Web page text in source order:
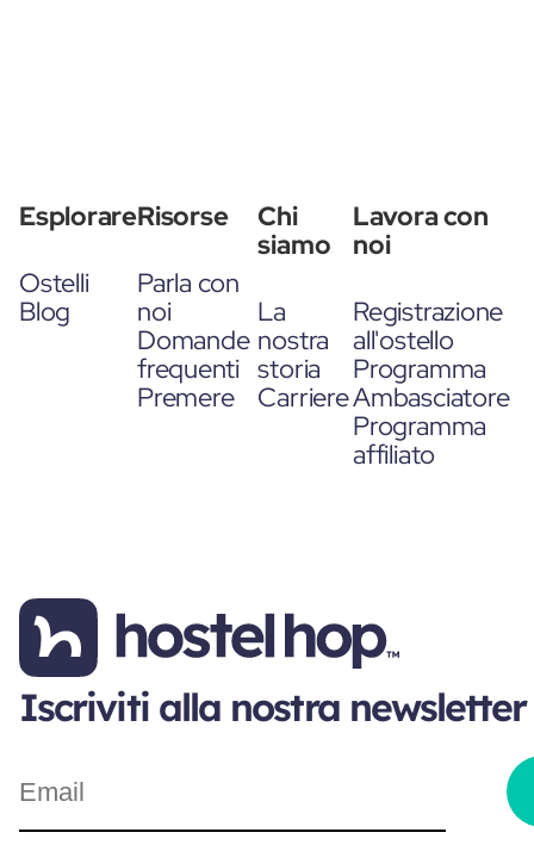
Esplorare
Ostelli
Blog
Risorse
Parla con
noi
Domande
frequenti
Premere
Chi
siamo
La
nostra
storia
Carriere
Lavora con
noi
Registrazione
all'ostello
Programma
Ambasciatore
Programma
affiliato
Iscriviti alla nostra newsletter